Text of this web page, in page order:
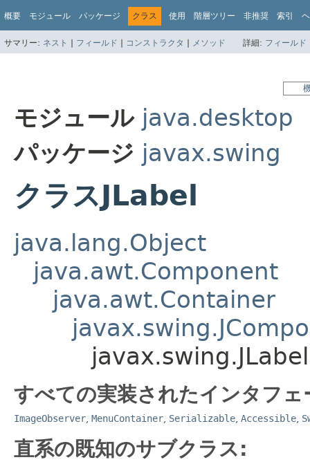
概要 モジュール パッケージ クラス 使用 階層ツリー 非推奨 索引
サマリー: ネスト | フィールド | コンストラクタ | メソッド 詳細: フィールド
モジュール java.desktop
パッケージ javax.swing
クラスJLabel
java.lang.Object
java.awt.Component
java.awt.Container
javax.swing.JLabel
すべての実装されたインタフ
ImageObserver MenuContainer Serializable Accessible
直系の既知のサブクラス: